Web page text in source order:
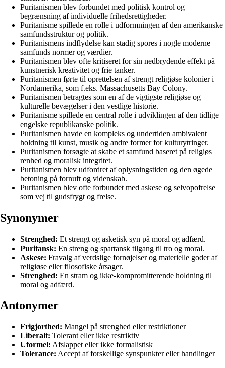
Puritanismen blev forbundet med politisk kontrol og
begrænsning af individuelle frihedsrettigheder.
Puritanisme spillede en rolle i udformningen af den amerikanske
samfundsstruktur og politik.
Puritanismens indflydelse kan stadig spores i nogle moderne
samfunds normer og værdier.
Puritanismen blev ofte kritiseret for sin nedbrydende effekt på
kunstnerisk kreativitet og frie tanker.
Puritanismen førte til oprettelsen af strengt religiøse kolonier i
Nordamerika, som f.eks. Massachusetts Bay Colony.
Puritanismen betragtes som en af de vigtigste religiøse og
kulturelle bevægelser i den vestlige historie.
Puritanisme spillede en central rolle i udviklingen af den tidlige
engelske republikanske politik.
Puritanismen havde en kompleks og undertiden ambivalent
holdning til kunst, musik og andre former for kulturytringer.
Puritanismen forsøgte at skabe et samfund baseret på religiøs
renhed og moralisk integritet.
Puritanismen blev udfordret af oplysningstiden og den øgede
betoning på fornuft og videnskab.
Puritanismen blev ofte forbundet med askese og selvopofrelse
som vej til gudsfrygt og frelse.
Synonymer
Strenghed: Et strengt og asketisk syn på moral og adfærd.
Puritansk: En streng og spartansk tilgang til tro og moral.
Askese: Fravalg af verdslige fornøjelser og materielle goder af
religiøse eller filosofiske årsager.
Strenghed: En stram og ikke-kompromitterende holdning til
moral og adfærd.
Antonymer
Frigjorthed: Mangel på strenghed eller restriktioner
Liberalt: Tolerant eller ikke restriktiv
Uformel: Afslappet eller ikke formalistisk
Tolerance: Accept af forskellige synspunkter eller handlinger